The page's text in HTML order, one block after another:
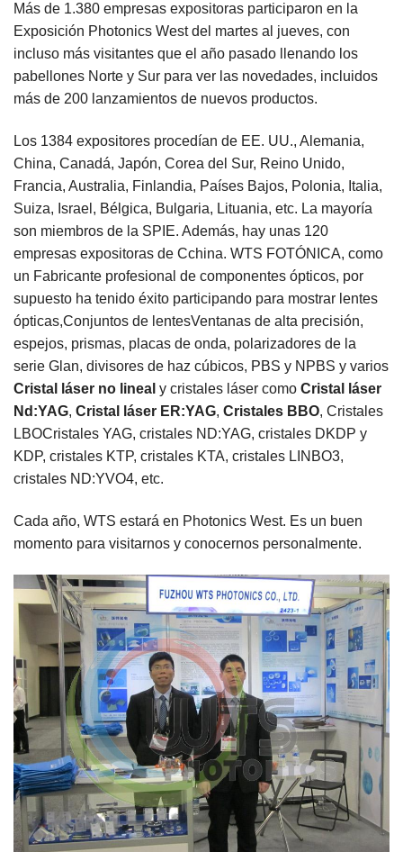
Más de 1.380 empresas expositoras participaron en la
Exposición Photonics West del martes al jueves, con
incluso más visitantes que el año pasado llenando los
pabellones Norte y Sur para ver las novedades, incluidos
más de 200 lanzamientos de nuevos productos.
Los 1384 expositores procedían de EE. UU., Alemania,
China, Canadá, Japón, Corea del Sur, Reino Unido,
Francia, Australia, Finlandia, Países Bajos, Polonia, Italia,
Suiza, Israel, Bélgica, Bulgaria, Lituania, etc. La mayoría
son miembros de la SPIE. Además, hay unas 120
empresas expositoras de Cchina. WTS FOTÓNICA, como
un Fabricante profesional de componentes ópticos, por
supuesto ha tenido éxito participando para mostrar lentes
ópticas,Conjuntos de lentesVentanas de alta precisión,
espejos, prismas, placas de onda, polarizadores de la
serie Glan, divisores de haz cúbicos, PBS y NPBS y varios
Cristal láser no lineal y cristales láser como Cristal láser
Nd:YAG, Cristal láser ER:YAG, Cristales BBO, Cristales
LBOCristales YAG, cristales ND:YAG, cristales DKDP y
KDP, cristales KTP, cristales KTA, cristales LINBO3,
cristales ND:YVO4, etc.
Cada año, WTS estará en Photonics West. Es un buen
momento para visitarnos y conocernos personalmente.